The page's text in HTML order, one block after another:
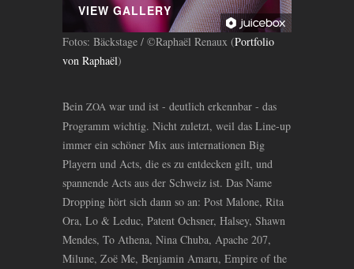
VIEW GALLERY
Fotos: Bäckstage / ©Raphaël Renaux (Portfolio
von Raphaël)
Bein ZOA war und ist - deutlich erkennbar - das
Programm wichtig. Nicht zuletzt, weil das Line-up
immer ein schöner Mix aus internationen Big
Playern und Acts, die es zu entdecken gilt, und
spannende Acts aus der Schweiz ist. Das Name
Dropping hört sich dann so an: Post Malone, Rita
Ora, Lo & Leduc, Patent Ochsner, Halsey, Shawn
Mendes, To Athena, Nina Chuba, Apache 207,
Milune, Zoë Me, Benjamin Amaru, Empire of the